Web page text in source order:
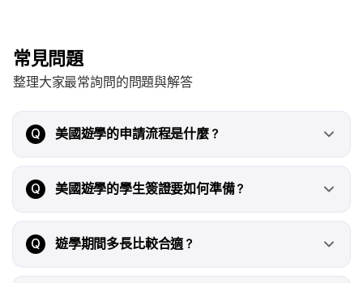
常見問題
整理大家最常詢問的問題與解答
Q 美國遊學的申請流程是什麼？
Q 美國遊學的學生簽證要如何準備？
Q 遊學期間多長比較合適？